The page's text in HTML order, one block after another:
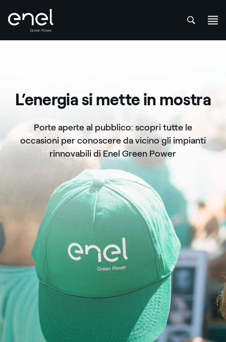
L’energia si mette in mostra
Porte aperte al pubblico: scopri tutte le
occasioni per conoscere da vicino gli impianti
rinnovabili di Enel Green Power